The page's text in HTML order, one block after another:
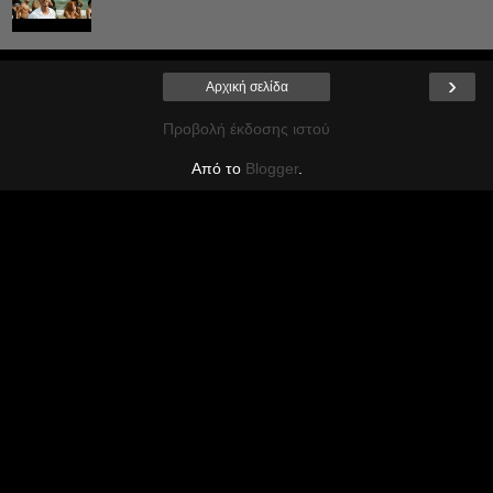
›
Αρχική σελίδα
Προβολή έκδοσης ιστού
Από το Blogger.